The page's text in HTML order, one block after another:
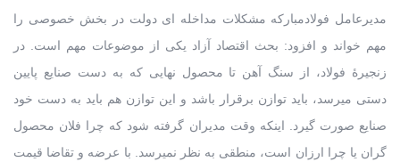
مدیرعامل فولادمبارکه مشکلات مداخله ای دولت در بخش خصوصی را
مهم خواند و افزود: بحث اقتصاد آزاد یکی از موضوعات مهم است. در
زنجیرۀ فولاد، از سنگ آهن تا محصول نهایی که به دست صنایع پایین
دستی میرسد، باید توازن برقرار باشد و این توازن هم باید به دست خود
صنایع صورت گیرد. اینکه وقت مدیران گرفته شود که چرا فلان محصول
گران یا چرا ارزان است، منطقی به نظر نمیرسد. با عرضه و تقاضا قیمت